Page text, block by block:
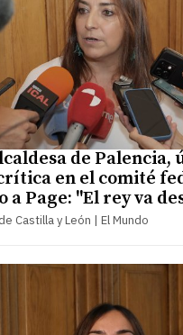
de Palencia,
en el comité
a Page: "El rey va
Castilla y León | El Mundo